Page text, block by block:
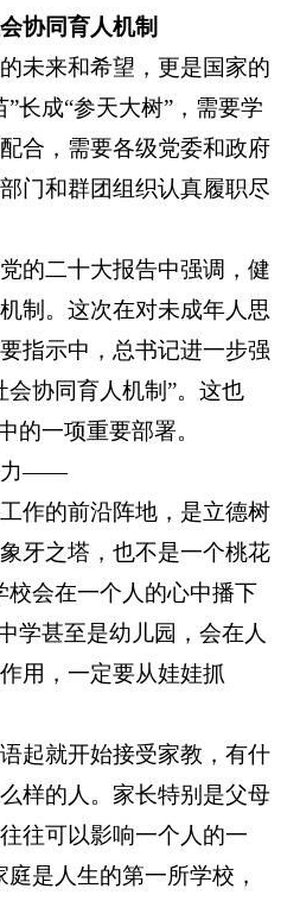
协同育人机制
未来和希望，更是国家的
长成“参天大树”，需要学
合，需要各级党委和政府
门和群团组织认真履职尽
的二十大报告中强调，健
制。这次在对未成年人思
指示中，总书记进一步强
会协同育人机制”。这也
的一项重要部署。
力——
作的前沿阵地，是立德树
牙之塔，也不是一个桃花
校会在一个人的心中播下
学甚至是幼儿园，会在人
用，一定要从娃娃抓
起就开始接受家教，有什
样的人。家长特别是父母
往可以影响一个人的一
是人生的第一所学校，